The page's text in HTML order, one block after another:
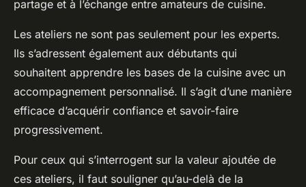
partage et à l’échange entre amateurs de cuisine.
Les ateliers ne sont pas seulement pour les experts.
Ils s’adressent également aux débutants qui
souhaitent apprendre les bases de la cuisine avec un
accompagnement personnalisé. Il s’agit d’une manière
efficace d’acquérir confiance et savoir-faire
progressivement.
Pour ceux qui s’interrogent sur la valeur ajoutée de
ces ateliers, il faut souligner qu’au-delà de la